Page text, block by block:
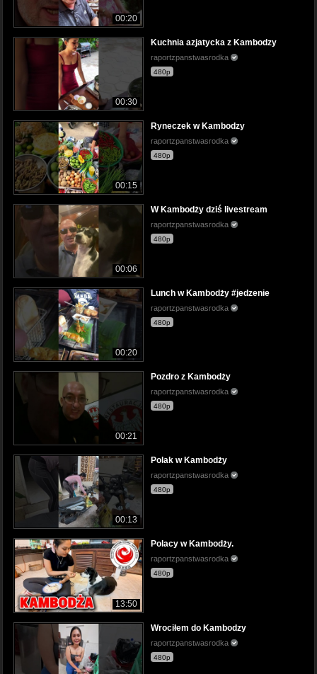
00:20
00:30
Kuchnia azjatycka z Kambodzy
raportzpanstwasrodka
480p
00:15
Ryneczek w Kambodzy
raportzpanstwasrodka
480p
00:06
W Kambodży dziś livestream
raportzpanstwasrodka
480p
00:20
Lunch w Kambodży #jedzenie
raportzpanstwasrodka
480p
00:21
Pozdro z Kambodży
raportzpanstwasrodka
480p
00:13
Polak w Kambodży
raportzpanstwasrodka
480p
13:50
Polacy w Kambodży.
raportzpanstwasrodka
480p
Wrociłem do Kambodzy
raportzpanstwasrodka
480p